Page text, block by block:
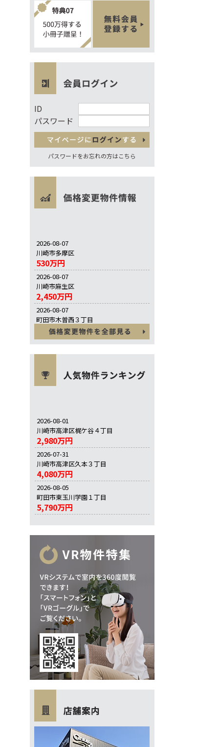
ID
パスワード
パスワードをお忘れの方はこちら
2026-08-07
川崎市多摩区
530万円
2026-08-07
川崎市麻生区
2,450万円
2026-08-07
町田市木曽西３丁目
5,280万円
2026-08-01
川崎市高津区梶ケ谷４丁目
2,980万円
2026-07-31
川崎市高津区久本３丁目
4,080万円
2026-08-05
町田市東玉川学園１丁目
5,790万円